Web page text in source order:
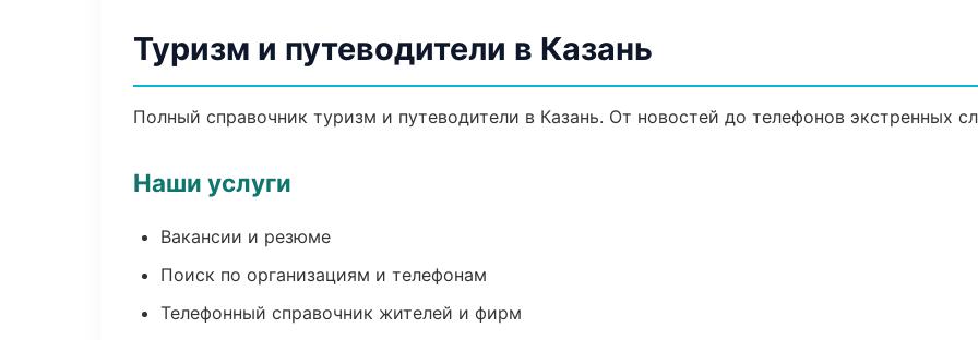
Туризм и путеводители в Казань
Полный справочник туризм и путеводители в Казань. От новостей до телефонов экстренных
Наши услуги
Вакансии и резюме
Поиск по организациям и телефонам
Телефонный справочник жителей и фирм